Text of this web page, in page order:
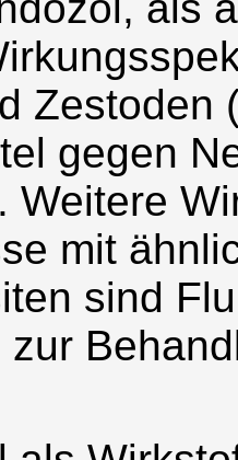
Zestoden
gegen
Weitere
mit
sind